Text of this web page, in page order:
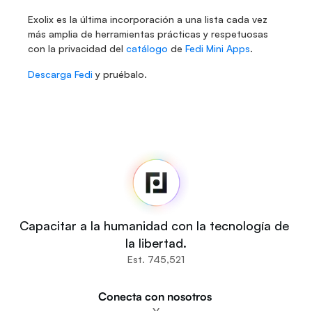
Exolix es la última incorporación a una lista cada vez
más amplia de herramientas prácticas y respetuosas
con la privacidad del catálogo de Fedi Mini Apps.
Descarga Fedi y pruébalo.
Noticias
Código fuente
Fedi For
Tú
Comunidades
Organizaciones
Descargar la aplicación
Capacitar a la humanidad con la tecnología de
la libertad.
Est. 745,521
Conecta con nosotros